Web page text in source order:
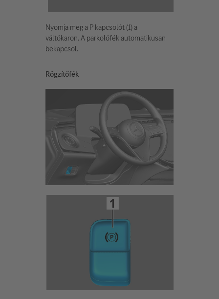
Nyomja meg a P kapcsolót (1) a
váltókaron. A parkolófék automatikusan
bekapcsol.
Rögzítőfék